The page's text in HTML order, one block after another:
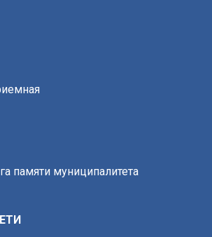
памяти муниципалитета